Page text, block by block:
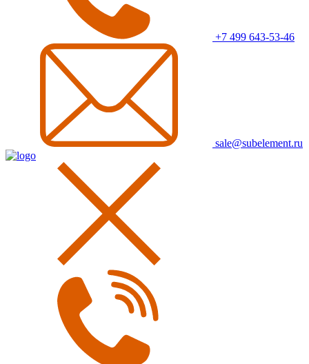
+7 499 643-53-46
sale@subelement.ru